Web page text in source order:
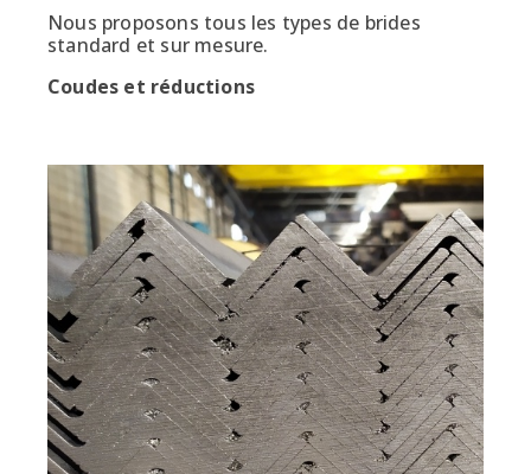
Nous proposons tous les types de brides
standard et sur mesure.
Coudes et réductions